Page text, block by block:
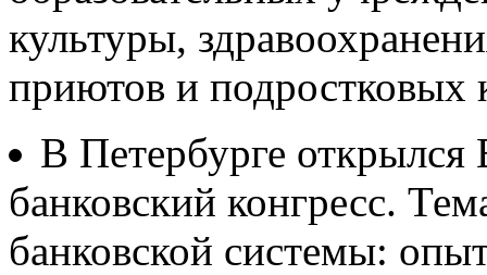
культуры,
приютов и подростковых
В Петербурге
банковский конгресс.
банковской системы: